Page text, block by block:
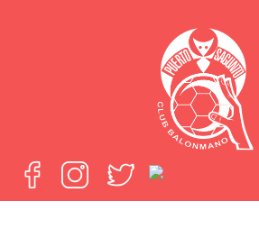
Rolandas